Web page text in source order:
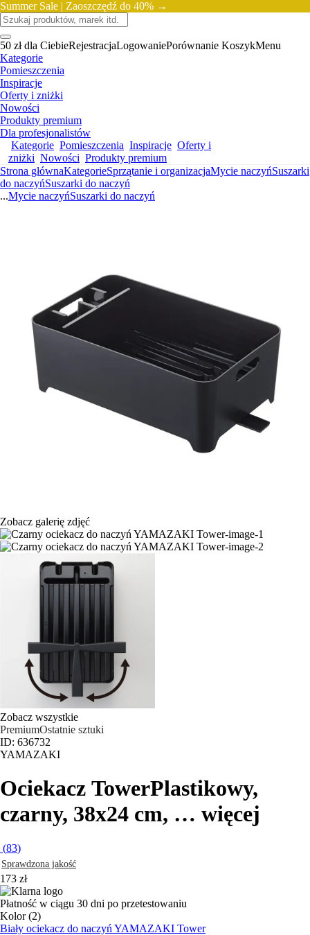
Summer Sale | Zaoszczędź do 40% →
50 zł dla CiebieRejestracjaLogowaniePorównanie KoszykMenu
Kategorie
Pomieszczenia
Inspiracje
Oferty i zniżki
Nowości
Produkty premium
Dla profesjonalistów
Kategorie Pomieszczenia Inspiracje Oferty i
zniżki Nowości Produkty premium
Strona głównaKategorieSprzątanie i organizacjaMycie naczyńSuszarki
do naczyńSuszarki do naczyń
...Mycie naczyńSuszarki do naczyń
Zobacz galerię zdjęć
Zobacz wszystkie
PremiumOstatnie sztuki
ID: 636732
YAMAZAKI
Ociekacz TowerPlastikowy,
czarny, 38x24 cm, … więcej
(83)
Sprawdzona jakość
173 zł
Płatność w ciągu 30 dni po przetestowaniu
Kolor (2)
Biały ociekacz do naczyń YAMAZAKI Tower